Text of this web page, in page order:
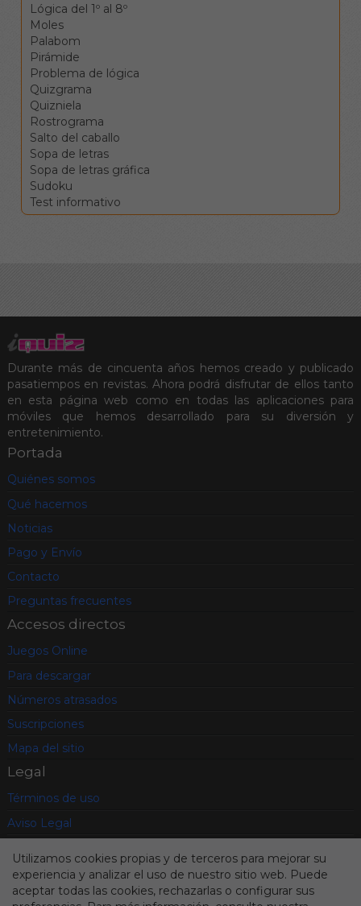
Lógica del 1º al 8º
Moles
Palabom
Pirámide
Problema de lógica
Quizgrama
Quizniela
Rostrograma
Salto del caballo
Sopa de letras
Sopa de letras gráfica
Sudoku
Test informativo
Durante más de cincuenta años hemos creado y publicado
pasatiempos en revistas. Ahora podrá disfrutar de ellos tanto
en esta página web como en todas las aplicaciones para
móviles que hemos desarrollado para su diversión y
entretenimiento.
Portada
Quiénes somos
Qué hacemos
Noticias
Pago y Envío
Contacto
Preguntas frecuentes
Accesos directos
Juegos Online
Para descargar
Números atrasados
Suscripciones
Mapa del sitio
Legal
Términos de uso
Aviso Legal
Condiciones contratación
Cookies
Utilizamos cookies propias y de terceros para mejorar su
experiencia y analizar el uso de nuestro sitio web. Puede
aceptar todas las cookies, rechazarlas o configurar sus